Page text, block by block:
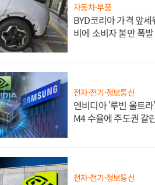
자동차·부품
BYD코리아 가격 앞
비에 소비자 불만 폭발
전자·전기·정보통신
엔비디아 '루빈 울트
M4 수율에 주도권 갈
전자·전기·정보통신